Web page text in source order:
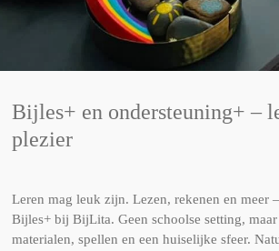
Bijles+ en ondersteuning+ –
plezier
Leren mag leuk zijn. Lezen, rekenen en meer
Bijles+ bij BijLita. Geen schoolse setting,
materialen, spellen en een huiselijke sfeer.